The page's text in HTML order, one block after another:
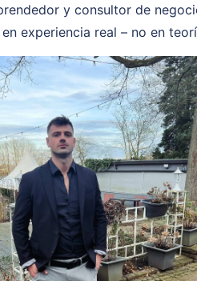
y consultor de
experiencia real – no en